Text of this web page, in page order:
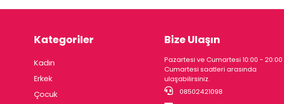
Kategoriler
Kadın
Erkek
Çocuk
Bize Ulaşın
Pazartesi ve Cumartesi 10:00 - 20:00
Cumartesi saatleri arasında
ulaşabilirsiniz.
08502421098